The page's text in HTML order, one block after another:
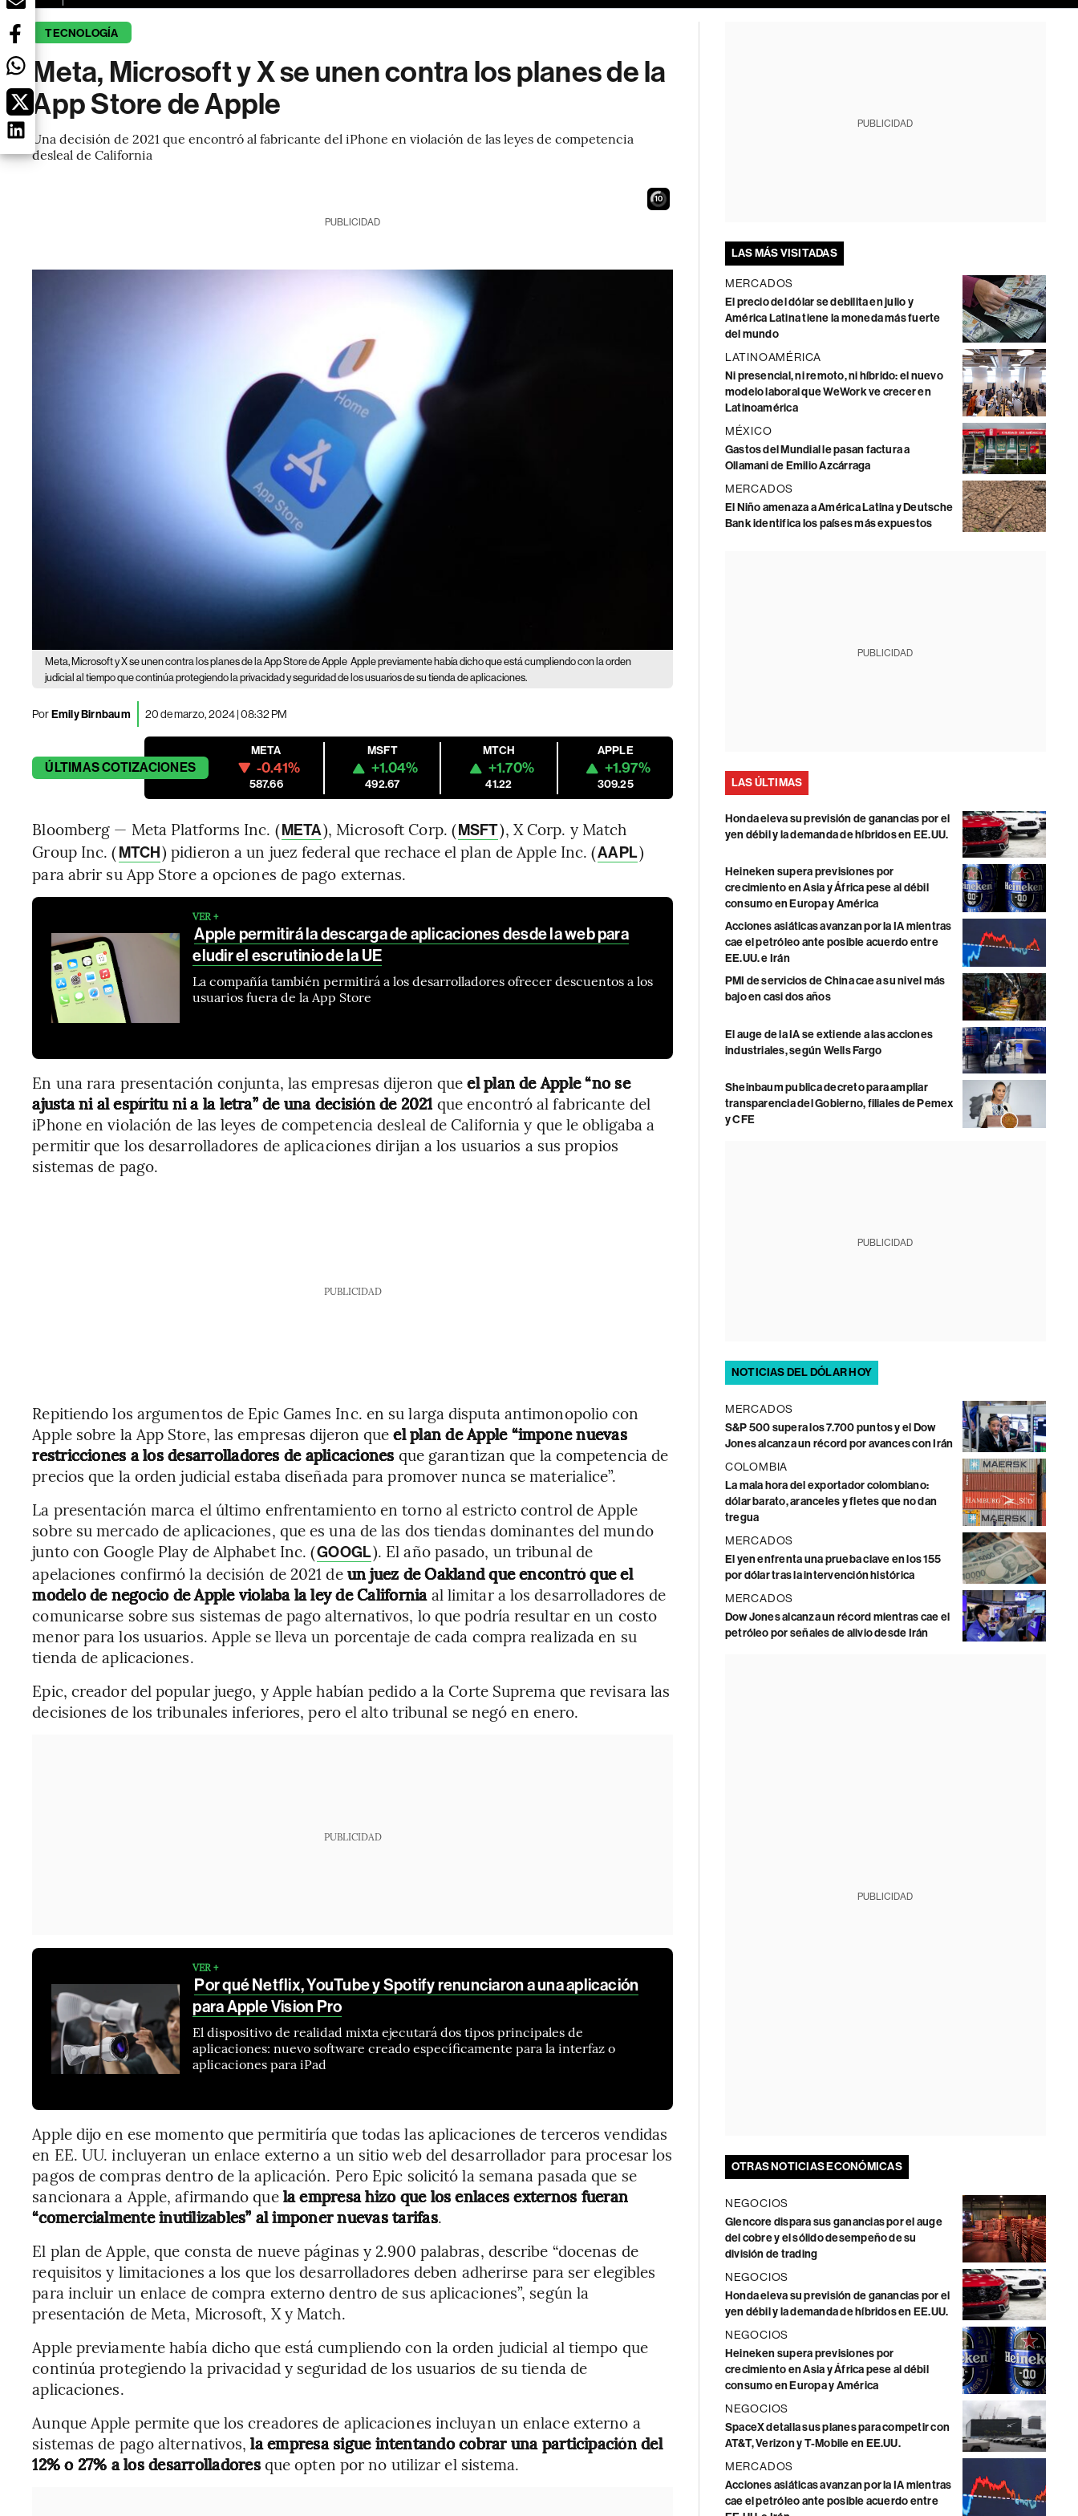
TECNOLOGÍA
Meta, Microsoft y X se unen contra los planes de la
App Store de Apple
Una decisión de 2021 que encontró al fabricante del iPhone en violación de las leyes de competencia
desleal de California
9
PUBLICIDAD
Meta, Microsoft y X se unen contra los planes de la App Store de Apple Apple previamente había dicho que está cumpliendo con la orden
judicial al tiempo que continúa protegiendo la privacidad y seguridad de los usuarios de su tienda de aplicaciones.
PorEmily Birnbaum 20 de marzo, 2024 | 08:32 PM
ÚLTIMASCOTIZACIONES
META
-0.41%
587.66
MSFT
+1.04%
492.67
MTCH
+1.70%
41.22
APPLE
+1.97%
309.25
Bloomberg — Meta Platforms Inc. (META), Microsoft Corp. (MSFT), X Corp. y Match
Group Inc. (MTCH) pidieron a un juez federal que rechace el plan de Apple Inc. (AAPL)
para abrir su App Store a opciones de pago externas.
VER +
Apple permitirá la descarga de aplicaciones desde la web para
eludir el escrutinio de la UE
La compañía también permitirá a los desarrolladores ofrecer descuentos a los
usuarios fuera de la App Store
En una rara presentación conjunta, las empresas dijeron queel plan de Apple “no se
ajusta ni al espíritu ni a la letra” de una decisión de 2021 que encontró al fabricante del
iPhone en violación de las leyes de competencia desleal de California y que le obligaba a
permitir que los desarrolladores de aplicaciones dirijan a los usuarios a sus propios
sistemas de pago.
PUBLICIDAD
Repitiendo los argumentos de Epic Games Inc. en su larga disputa antimonopolio con
Apple sobre la App Store, las empresas dijeron queel plan de Apple “impone nuevas
restricciones a los desarrolladores de aplicaciones que garantizan que la competencia de
precios que la orden judicial estaba diseñada para promover nunca se materialice”.
La presentación marca el último enfrentamiento en torno al estricto control de Apple
sobre su mercado de aplicaciones, que es una de las dos tiendas dominantes del mundo
junto con Google Play de Alphabet Inc. (GOOGL). El año pasado, un tribunal de
apelaciones confirmó la decisión de 2021 deun juez de Oakland que encontró que el
modelo de negocio de Apple violaba la ley de Californiaal limitar a los desarrolladores de
comunicarse sobre sus sistemas de pago alternativos, lo que podría resultar en un costo
menor para los usuarios. Apple se lleva un porcentaje de cada compra realizada en su
tienda de aplicaciones.
Epic, creador del popular juego, y Apple habían pedido a la Corte Suprema que revisara las
decisiones de los tribunales inferiores, pero el alto tribunal se negó en enero.
PUBLICIDAD
VER +
Por qué Netflix, YouTube y Spotify renunciaron a una aplicación
para Apple Vision Pro
El dispositivo de realidad mixta ejecutará dos tipos principales de
aplicaciones: nuevo software creado específicamente para la interfaz o
aplicaciones para iPad
Apple dijo en ese momento que permitiría que todas las aplicaciones de terceros vendidas
en EE. UU. incluyeran un enlace externo a un sitio web del desarrollador para procesar los
pagos de compras dentro de la aplicación. Pero Epic solicitó la semana pasada que se
sancionara a Apple, afirmando quela empresa hizo que los enlaces externos fueran
“comercialmente inutilizables” al imponer nuevas tarifas.
El plan de Apple, que consta de nueve páginas y 2.900 palabras, describe “docenas de
requisitos y limitaciones a los que los desarrolladores deben adherirse para ser elegibles
para incluir un enlace de compra externo dentro de sus aplicaciones”, según la
presentación de Meta, Microsoft, X y Match.
Apple previamente había dicho que está cumpliendo con la orden judicial al tiempo que
continúa protegiendo la privacidad y seguridad de los usuarios de su tienda de
aplicaciones.
Aunque Apple permite que los creadores de aplicaciones incluyan un enlace externo a
sistemas de pago alternativos,la empresa sigue intentando cobrar una participación del
12% o 27% a los desarrolladoresque opten por no utilizar el sistema.
PUBLICIDAD
LAS MÁS VISITADAS
MERCADOS
El precio del dólar se debilita en julio y
América Latina tiene la moneda más fuerte
del mundo
LATINOAMÉRICA
Ni presencial, ni remoto, ni híbrido: el nuevo
modelo laboral que WeWork ve crecer en
Latinoamérica
MÉXICO
Gastos del Mundial le pasan factura a
Ollamani de Emilio Azcárraga
MERCADOS
El Niño amenaza a América Latina y Deutsche
Bank identifica los países más expuestos
PUBLICIDAD
LAS ÚLTIMAS
Honda eleva su previsión de ganancias por el
yen débil y la demanda de híbridos en EE.UU.
Heineken supera previsiones por
crecimiento en Asia y África pese al débil
consumo en Europa y América
Acciones asiáticas avanzan por la IA mientras
cae el petróleo ante posible acuerdo entre
EE.UU. e Irán
PMI de servicios de China cae a su nivel más
bajo en casi dos años
El auge de la IA se extiende a las acciones
industriales, según Wells Fargo
Sheinbaum publica decreto para ampliar
transparencia del Gobierno, filiales de Pemex
y CFE
PUBLICIDAD
NOTICIAS DEL DÓLAR HOY
MERCADOS
S&P 500 supera los 7.700 puntos y el Dow
Jones alcanza un récord por avances con Irán
COLOMBIA
La mala hora del exportador colombiano:
dólar barato, aranceles y fletes que no dan
tregua
MERCADOS
El yen enfrenta una prueba clave en los 155
por dólar tras la intervención histórica
MERCADOS
Dow Jones alcanza un récord mientras cae el
petróleo por señales de alivio desde Irán
PUBLICIDAD
OTRAS NOTICIAS ECONÓMICAS
NEGOCIOS
Glencore dispara sus ganancias por el auge
del cobre y el sólido desempeño de su
división de trading
NEGOCIOS
Honda eleva su previsión de ganancias por el
yen débil y la demanda de híbridos en EE.UU.
NEGOCIOS
Heineken supera previsiones por
crecimiento en Asia y África pese al débil
consumo en Europa y América
NEGOCIOS
SpaceX detalla sus planes para competir con
AT&T, Verizon y T-Mobile en EE.UU.
MERCADOS
Acciones asiáticas avanzan por la IA mientras
cae el petróleo ante posible acuerdo entre